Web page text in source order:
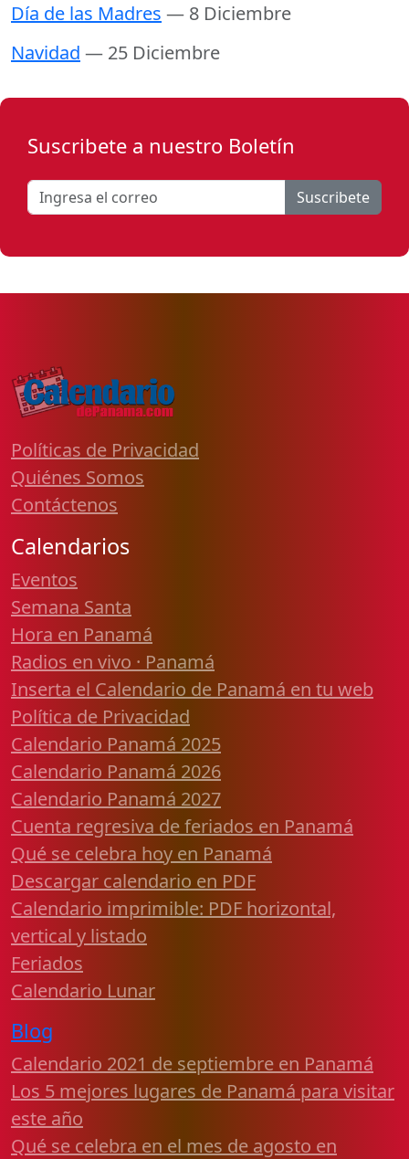
Día de las Madres — 8 Diciembre
Navidad — 25 Diciembre
Suscribete a nuestro Boletín
Suscribete
Políticas de Privacidad
Quiénes Somos
Contáctenos
Calendarios
Eventos
Semana Santa
Hora en Panamá
Radios en vivo · Panamá
Inserta el Calendario de Panamá en tu web
Política de Privacidad
Calendario Panamá 2025
Calendario Panamá 2026
Calendario Panamá 2027
Cuenta regresiva de feriados en Panamá
Qué se celebra hoy en Panamá
Descargar calendario en PDF
Calendario imprimible: PDF horizontal,
vertical y listado
Feriados
Calendario Lunar
Blog
Calendario 2021 de septiembre en Panamá
Los 5 mejores lugares de Panamá para visitar
este año
Qué se celebra en el mes de agosto en